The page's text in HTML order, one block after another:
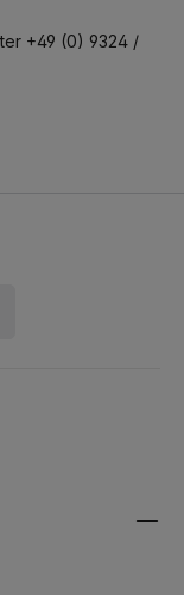
+49 (0) 9324 /